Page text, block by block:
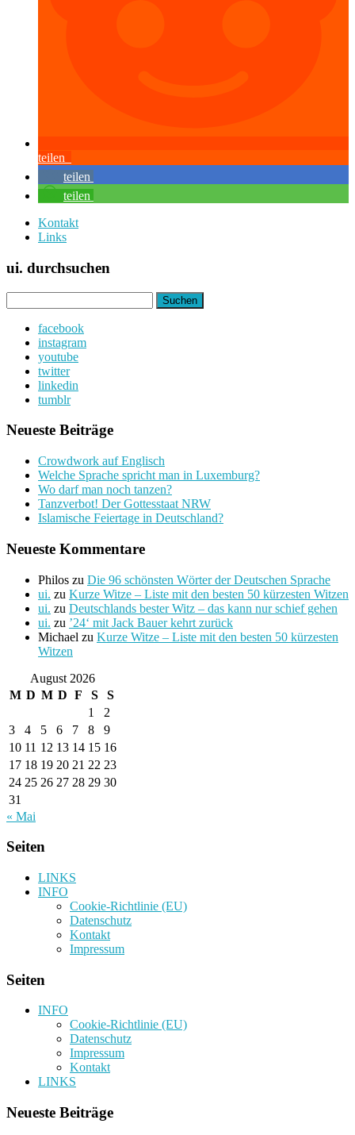
teilen
teilen
teilen
Kontakt
Links
ui. durchsuchen
nach:
facebook
instagram
youtube
twitter
linkedin
tumblr
Neueste Beiträge
Crowdwork auf Englisch
Welche Sprache spricht man in Luxemburg?
Wo darf man noch tanzen?
Tanzverbot! Der Gottesstaat NRW
Islamische Feiertage in Deutschland?
Neueste Kommentare
Philos zu Die 96 schönsten Wörter der Deutschen Sprache
ui. zu Kurze Witze – Liste mit den besten 50 kürzesten Witzen
ui. zu Deutschlands bester Witz – das kann nur schief gehen
ui. zu ’24‘ mit Jack Bauer kehrt zurück
Michael zu Kurze Witze – Liste mit den besten 50 kürzesten
Witzen
August 2026
M D M D F S
S
1
2
3
4 5 6 7 8
9
10 11 12 13 14 15 16
17 18 19 20 21 22 23
24 25 26 27 28 29 30
31
« Mai
Seiten
LINKS
INFO
Cookie-Richtlinie (EU)
Datenschutz
Kontakt
Impressum
Seiten
INFO
Cookie-Richtlinie (EU)
Datenschutz
Impressum
Kontakt
LINKS
Neueste Beiträge